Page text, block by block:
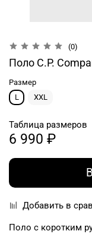
(0)
Поло C.P.
Размер
L
XXL
Таблица размеров
6 990 ₽
Добавить в
Поло с коротким